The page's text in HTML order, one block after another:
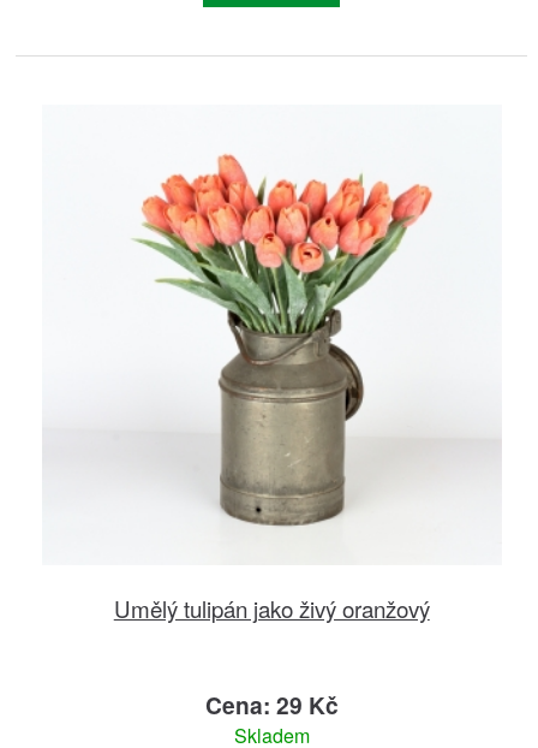
Umělý tulipán jako živý oranžový
Cena: 29 Kč
Skladem